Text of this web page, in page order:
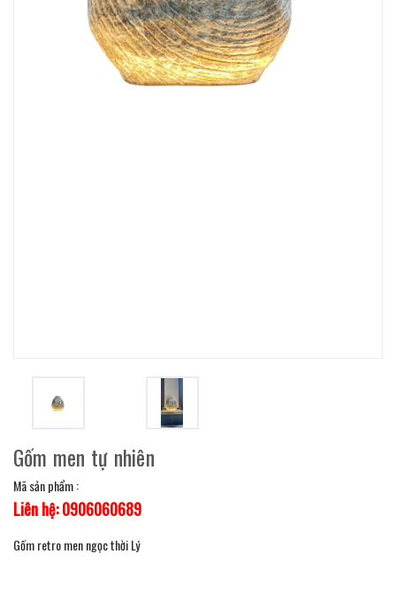
Gốm men tự nhiên
Mã sản phẩm :
Liên hệ: 0906060689
Gốm retro men ngọc thời Lý